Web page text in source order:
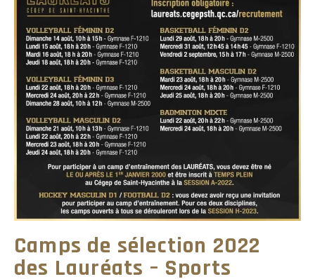
Camps de sélection 2022
des Lauréats – Sports